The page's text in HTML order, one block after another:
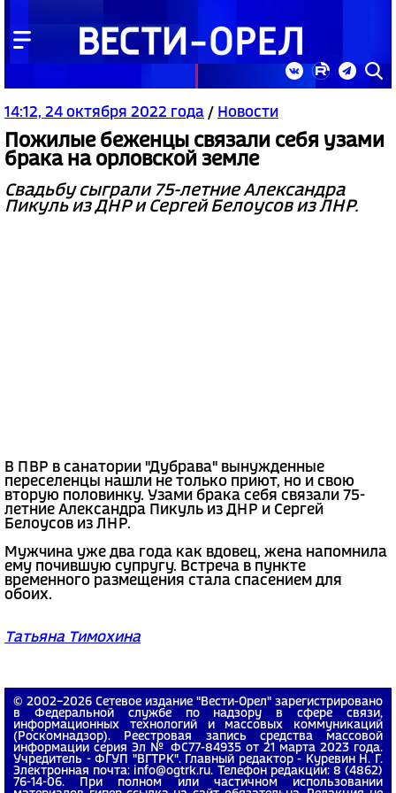
14:12, 24 октября 2022 года / Новости
Пожилые беженцы связали себя узами
брака на орловской земле
Свадьбу сыграли 75-летние Александра
Пикуль из ДНР и Сергей Белоусов из ЛНР.
В ПВР в санатории "Дубрава" вынужденные
переселенцы нашли не только приют, но и свою
вторую половинку. Узами брака себя связали 75-
летние Александра Пикуль из ДНР и Сергей
Белоусов из ЛНР.
Мужчина уже два года как вдовец, жена напомнила
ему почившую супругу. Встреча в пункте
временного размещения стала спасением для
обоих.
Татьяна Тимохина
© 2002−2026 Сетевое издание "Вести-Орел" зарегистрировано
в Федеральной службе по надзору в сфере связи,
информационных технологий и массовых коммуникаций
(Роскомнадзор). Реестровая запись средства массовой
информации серия Эл № ФС77-84935 от 21 марта 2023 года.
Учредитель - ФГУП "ВГТРК". Главный редактор - Куревин Н. Г.
Электронная почта: info@ogtrk.ru. Телефон редакции: 8 (4862)
76-14-06. При полном или частичном использовании